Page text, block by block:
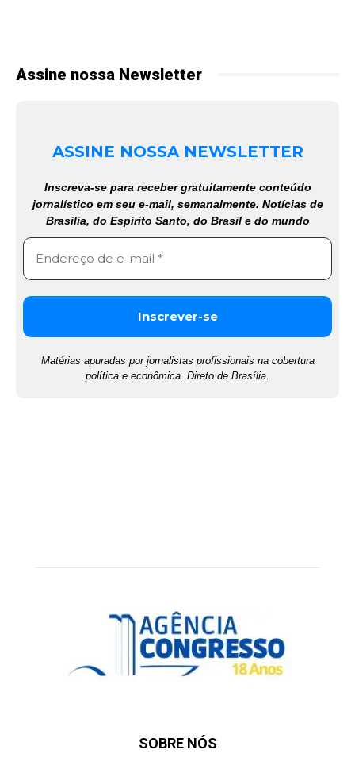
Assine nossa Newsletter
ASSINE NOSSA NEWSLETTER
Inscreva-se para receber gratuitamente conteúdo
jornalístico em seu e-mail, semanalmente. Notícias de
Brasília, do Espírito Santo, do Brasil e do mundo
Matérias apuradas por jornalistas profissionais na cobertura
política e econômica. Direto de Brasília.
SOBRE NÓS